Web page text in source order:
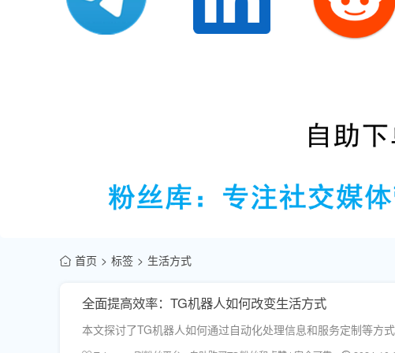
首页 标签 生活方式
全面提高效率：TG机器人如何改变生活方式
本文探讨了TG机器人如何通过自动化处理信息和服务定制等方